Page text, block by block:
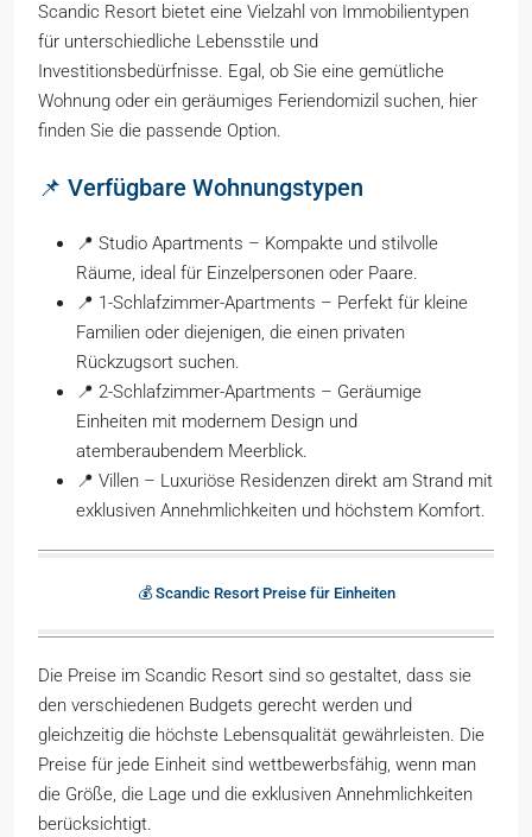
Scandic Resort bietet eine Vielzahl von Immobilientypen
für unterschiedliche Lebensstile und
Investitionsbedürfnisse. Egal, ob Sie eine gemütliche
Wohnung oder ein geräumiges Feriendomizil suchen, hier
finden Sie die passende Option.
📌 Verfügbare Wohnungstypen
📍 Studio Apartments – Kompakte und stilvolle
Räume, ideal für Einzelpersonen oder Paare.
📍 1-Schlafzimmer-Apartments – Perfekt für kleine
Familien oder diejenigen, die einen privaten
Rückzugsort suchen.
📍 2-Schlafzimmer-Apartments – Geräumige
Einheiten mit modernem Design und
atemberaubendem Meerblick.
📍 Villen – Luxuriöse Residenzen direkt am Strand mit
exklusiven Annehmlichkeiten und höchstem Komfort.
💰 Scandic Resort Preise für Einheiten
Die Preise im Scandic Resort sind so gestaltet, dass sie
den verschiedenen Budgets gerecht werden und
gleichzeitig die höchste Lebensqualität gewährleisten. Die
Preise für jede Einheit sind wettbewerbsfähig, wenn man
die Größe, die Lage und die exklusiven Annehmlichkeiten
berücksichtigt.